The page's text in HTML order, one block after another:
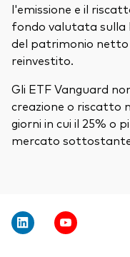
l'emissione e il
fondo valutata sulla
del patrimonio netto
reinvestito.
Gli ETF Vanguard
creazione o riscatto
giorni in cui il 25% o
mercato sottostante